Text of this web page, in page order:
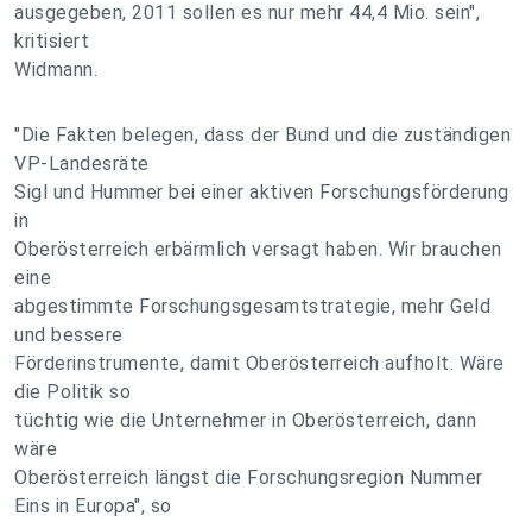
ausgegeben, 2011 sollen es nur mehr 44,4 Mio. sein",
kritisiert
Widmann.
"Die Fakten belegen, dass der Bund und die zuständigen
VP-Landesräte
Sigl und Hummer bei einer aktiven Forschungsförderung
in
Oberösterreich erbärmlich versagt haben. Wir brauchen
eine
abgestimmte Forschungsgesamtstrategie, mehr Geld
und bessere
Förderinstrumente, damit Oberösterreich aufholt. Wäre
die Politik so
tüchtig wie die Unternehmer in Oberösterreich, dann
wäre
Oberösterreich längst die Forschungsregion Nummer
Eins in Europa", so